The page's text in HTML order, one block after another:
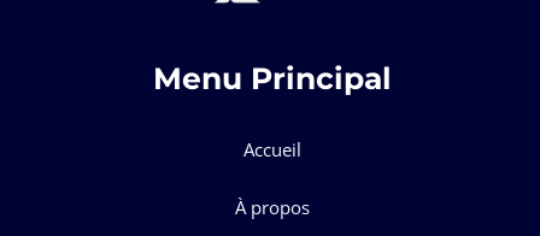
Menu Principal
Accueil
À propos